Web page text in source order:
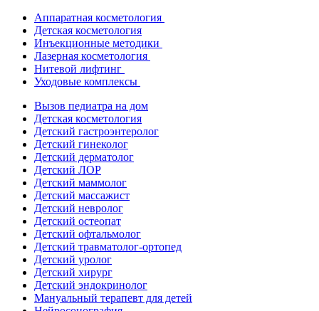
Аппаратная косметология
Детская косметология
Инъекционные методики
Лазерная косметология
Нитевой лифтинг
Уходовые комплексы
Вызов педиатра на дом
Детская косметология
Детский гастроэнтеролог
Детский гинеколог
Детский дерматолог
Детский ЛОР
Детский маммолог
Детский массажист
Детский невролог
Детский остеопат
Детский офтальмолог
Детский травматолог-ортопед
Детский уролог
Детский хирург
Детский эндокринолог
Мануальный терапевт для детей